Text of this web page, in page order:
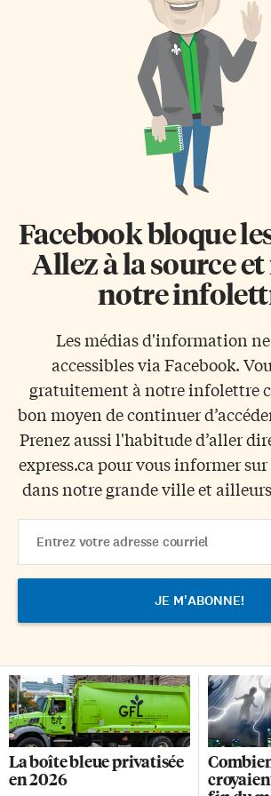
créativité», rappelle le PDG de
la Coalition Créole Ontario,
Dave Champagne. «Nous
portons l’héritage des luttes de
nos ancêtres… ainsi que leurs
victoire.
frappé un
points en
Hoffman
retraits au
Facebook bloque
Allez à la source
notre
Les médias d'information
accessibles via Facebook.
gratuitement à notre infolettre
bon moyen de continuer
Prenez aussi l'habitude d’aller
express.ca pour vous informer sur
dans notre grande ville et
Address
La boîte bleue privatisée
en 2026